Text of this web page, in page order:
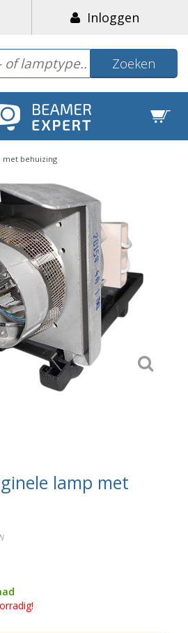
Inloggen
Zoeken
met behuizing
lamp met